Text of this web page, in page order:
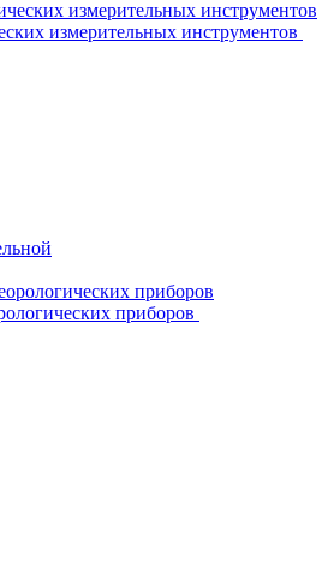
измерительных инструментов
приборов